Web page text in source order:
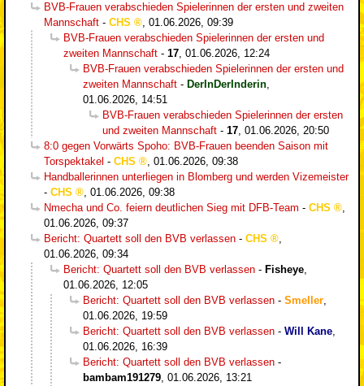
BVB-Frauen verabschieden Spielerinnen der ersten und zweiten
Mannschaft - CHS , 01.06.2026, 09:39
BVB-Frauen verabschieden Spielerinnen der ersten und
zweiten Mannschaft - 17, 01.06.2026, 12:24
BVB-Frauen verabschieden Spielerinnen der ersten und
zweiten Mannschaft - DerInDerInderin,
01.06.2026, 14:51
BVB-Frauen verabschieden Spielerinnen der ersten
und zweiten Mannschaft - 17, 01.06.2026, 20:50
8:0 gegen Vorwärts Spoho: BVB-Frauen beenden Saison mit
Torspektakel - CHS , 01.06.2026, 09:38
Handballerinnen unterliegen in Blomberg und werden Vizemeister
- CHS , 01.06.2026, 09:38
Nmecha und Co. feiern deutlichen Sieg mit DFB-Team - CHS
,
01.06.2026, 09:37
Bericht: Quartett soll den BVB verlassen - CHS
,
01.06.2026, 09:34
Bericht: Quartett soll den BVB verlassen - Fisheye,
01.06.2026, 12:05
Bericht: Quartett soll den BVB verlassen - Smeller,
01.06.2026, 19:59
Bericht: Quartett soll den BVB verlassen - Will Kane,
01.06.2026, 16:39
Bericht: Quartett soll den BVB verlassen -
bambam191279, 01.06.2026, 13:21